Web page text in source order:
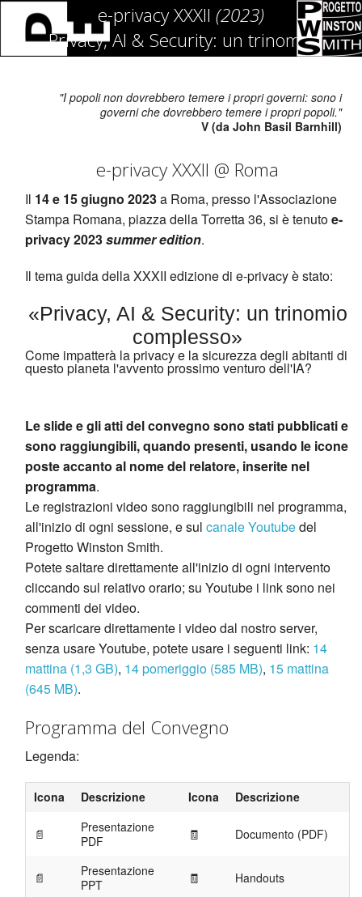
e-privacy XXXII (2023)
Privacy, AI & Security: un trinomio
complesso
"I popoli non dovrebbero temere i propri governi: sono i
governi che dovrebbero temere i propri popoli."
V (da John Basil Barnhill)
e-privacy XXXII @ Roma
Il 14 e 15 giugno 2023a Roma, presso l'Associazione
Stampa Romana, piazza della Torretta 36, si è tenutoe-
privacy 2023summer edition.
Il tema guida della XXXII edizione di e-privacy è stato:
«Privacy, AI & Security: un trinomio
complesso»
Come impatterà la privacy e la sicurezza degli abitanti di
questo pianeta l'avvento prossimo venturo dell'IA?
Le slide e gli atti del convegno sono stati pubblicati e
sono raggiungibili, quando presenti, usando le icone
poste accanto al nome del relatore, inserite nel
programma.
Le registrazioni video sono raggiungibili nel programma,
all'inizio di ogni sessione, e sul canale Youtubedel
Progetto Winston Smith.
Potete saltare direttamente all'inizio di ogni intervento
cliccando sul relativo orario; su Youtube i link sono nei
commenti dei video.
Per scaricare direttamente i video dal nostro server,
senza usare Youtube, potete usare i seguenti link: 14
mattina (1,3 GB), 14 pomeriggio (585 MB), 15 mattina
(645 MB).
Programma del Convegno
Legenda:
Icona Descrizione Icona Descrizione
📄
Presentazione
PDF
🧾 Documento (PDF)
📄
Presentazione
PPT
🧾 Handouts